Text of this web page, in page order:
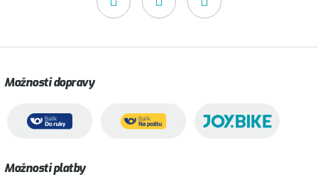
Možnosti dopravy
Možnosti platby